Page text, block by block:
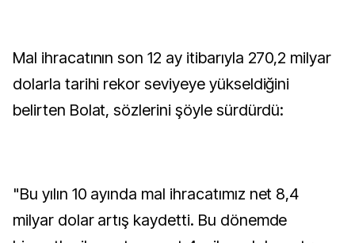
Mal ihracatının son 12 ay itibarıyla 270,2 milyar
dolarla tarihi rekor seviyeye yükseldiğini
belirten Bolat, sözlerini şöyle sürdürdü:
"Bu yılın 10 ayında mal ihracatımız net 8,4
milyar dolar artış kaydetti. Bu dönemde